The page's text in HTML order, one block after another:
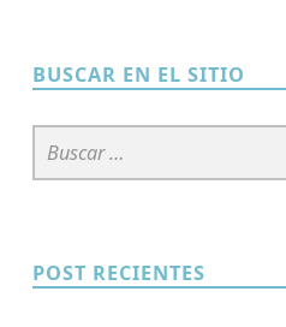
BUSCAR EN EL SITIO
Buscar:
POST RECIENTES